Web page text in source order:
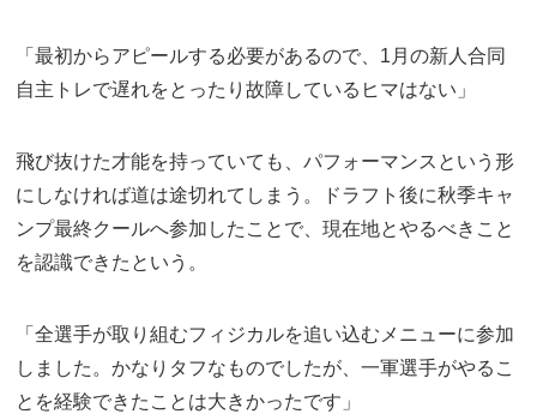
「最初からアピールする必要があるので、1月の新人合同
自主トレで遅れをとったり故障しているヒマはない」
飛び抜けた才能を持っていても、パフォーマンスという形
にしなければ道は途切れてしまう。ドラフト後に秋季キャ
ンプ最終クールへ参加したことで、現在地とやるべきこと
を認識できたという。
「全選手が取り組むフィジカルを追い込むメニューに参加
しました。かなりタフなものでしたが、一軍選手がやるこ
とを経験できたことは大きかったです」